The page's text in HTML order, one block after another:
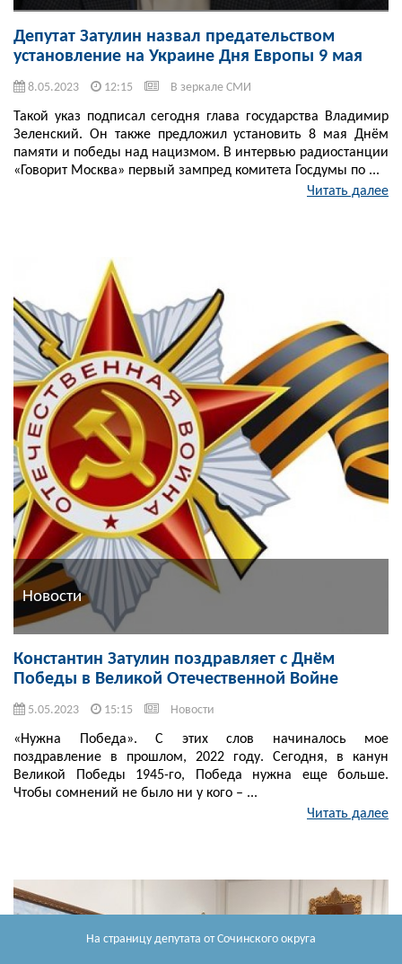
На страницу депутата от Сочинского округа
Депутат Затулин назвал предательством
установление на Украине Дня Европы 9 мая
8.05.2023 12:15 В зеркале СМИ
Такой указ подписал сегодня глава государства Владимир
Зеленский. Он также предложил установить 8 мая Днём
памяти и победы над нацизмом. В интервью радиостанции
«Говорит Москва» первый зампред комитета Госдумы по ...
Читать далее
Новости
Константин Затулин поздравляет с Днём
Победы в Великой Отечественной Войне
5.05.2023 15:15 Новости
«Нужна Победа». С этих слов начиналось мое
поздравление в прошлом, 2022 году. Сегодня, в канун
Великой Победы 1945-го, Победа нужна еще больше.
Чтобы сомнений не было ни у кого – ...
Читать далее